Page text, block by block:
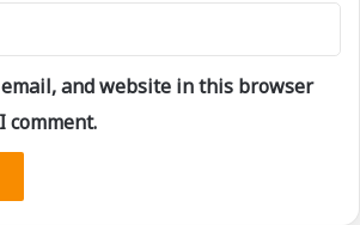
email, and website in this browser
comment.